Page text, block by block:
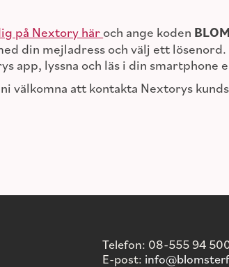
på Nextory här och ange koden
din mejladress och välj ett lösenord.
app, lyssna och läs i din smartphone
välkomna att kontakta Nextorys
Telefon: 08-555 94
E-post: